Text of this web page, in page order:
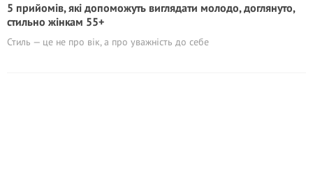
5 прийомів, які допоможуть виглядати молодо, доглянуто,
стильно жінкам 55+
Стиль — це не про вік, а про уважність до себе